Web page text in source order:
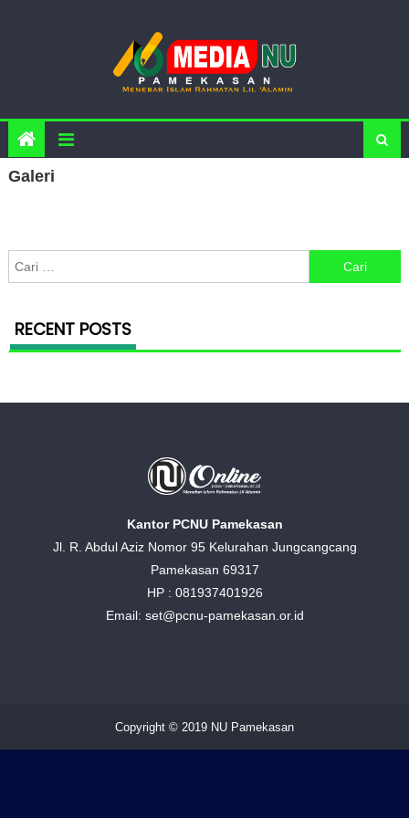
Galeri
Cari untuk:
RECENT POSTS
Kantor PCNU Pamekasan
Jl. R. Abdul Aziz Nomor 95 Kelurahan Jungcangcang
Pamekasan 69317
HP : 081937401926
Email: set@pcnu-pamekasan.or.id
Copyright © 2019 NU Pamekasan